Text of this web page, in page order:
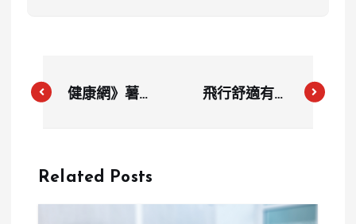
健康網》薯條
生殖能力還致
飛行舒適有訣
Related Posts